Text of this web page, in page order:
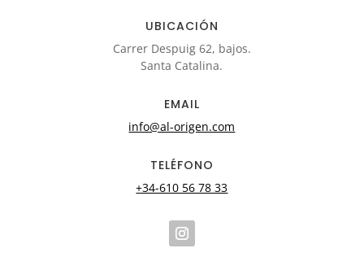
UBICACIÓN
Carrer Despuig 62, bajos.
Santa Catalina.
EMAIL
info@al-origen.com
TELÉFONO
+34-610 56 78 33